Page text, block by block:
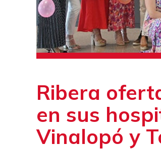
Ribera
en sus
Vinalopó y